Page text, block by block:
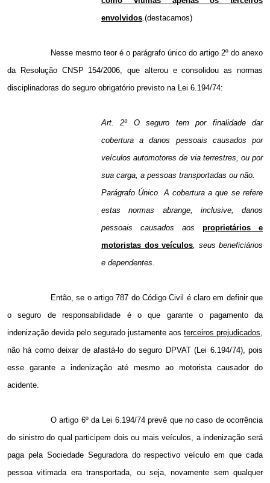
envolvidos.(destacamos)
Nesse mesmo teor é o parágrafo único do artigo 2º do anexo
da Resolução CNSP 154/2006, que alterou e consolidou as normas
disciplinadoras do seguro obrigatório previsto na Lei 6.194/74:
Art. 2º O seguro tem por finalidade dar
cobertura a danos pessoais causados por
veículos automotores de via terrestres, ou por
sua carga, a pessoas transportadas ou não.
Parágrafo Único. A cobertura a que se refere
estas normas abrange, inclusive, danos
pessoais causados aos proprietários e
motoristas dos veículos, seus beneficiários
e dependentes.
Então, se o artigo 787 do Código Civil é claro em definir que
o seguro de responsabilidade é o que garante o pagamento da
indenização devida pelo segurado justamente aos terceiros prejudicados,
não há como deixar de afastá-lo do seguro DPVAT (Lei 6.194/74), pois
esse garante a indenização até mesmo ao motorista causador do
acidente.
O artigo 6º da Lei 6.194/74 prevê que no caso de ocorrência
do sinistro do qual participem dois ou mais veículos, a indenização será
paga pela Sociedade Seguradora do respectivo veículo em que cada
pessoa vitimada era transportada, ou seja, novamente sem qualquer